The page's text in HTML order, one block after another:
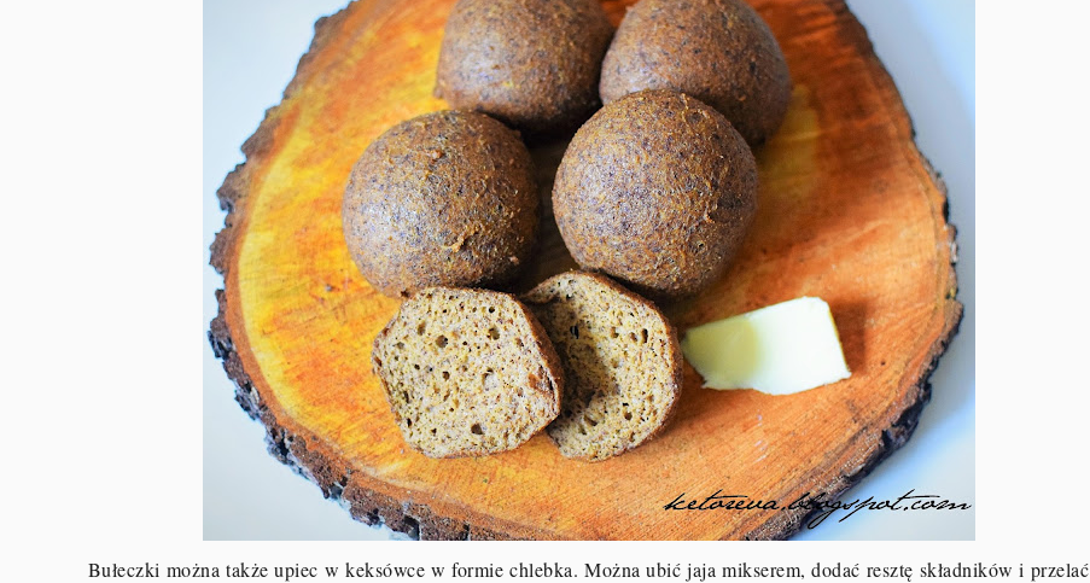
Bułeczki można także upiec w keksówce w formie chlebka. Można ubić jaja mikserem, dodać resztę składników i przelać